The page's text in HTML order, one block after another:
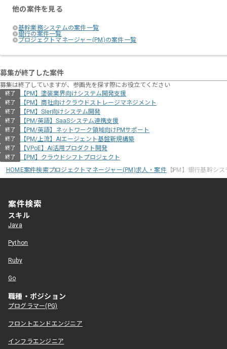
他の案件を見る
基幹業務システムの案件一覧
銀行の案件一覧
プロジェクトマネージャー(PM)の案件一覧
募集が終了した案件
募集は終了していますが、参画先を探す際にお役立てください
終了 【PM】塗装業界向けシステム開発支援
終了 【PM】商社向けクラウドストレージマネジメント
終了 【PM】SIer向けシステム開発
終了 【PM/英語】SaaSシステム連携支援
終了 【PM/英語】ネットワーク領域向けPMサポート
終了 【PM/上流】AIエージェント基盤新規構築
終了 【VPoE】AI活用プロダクト開発
終了
【PM】クラウドシフトプロジェクト
HOME案件検索プロジェクトマネージャー(PM)求人・案件【PM】銀行基幹シ
案件検索
スキル
Java
Python
Ruby
Go
職種・ポジション
プログラマー(PG)
フロントエンドエンジニア
インフラエンジニア